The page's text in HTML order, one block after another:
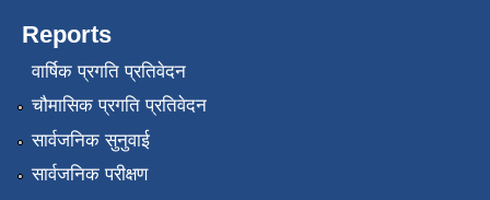
Reports
वार्षिक प्रगति प्रतिवेदन
चौमासिक प्रगति प्रतिवेदन
सार्वजनिक सुनुवाई
सार्वजनिक परीक्षण